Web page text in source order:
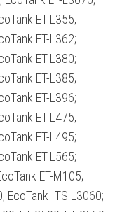
ET-L355;
ET-L362;
ET-L380;
ET-L385;
ET-L396;
ET-L475;
ET-L495;
ET-L565;
ET-M105;
EcoTank ITS L3060;